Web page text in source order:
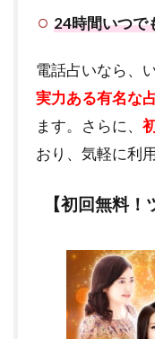
24時間いつで
電話占いなら、
実力ある有名な
ます。さらに、
おり、気軽に利
【初回無料